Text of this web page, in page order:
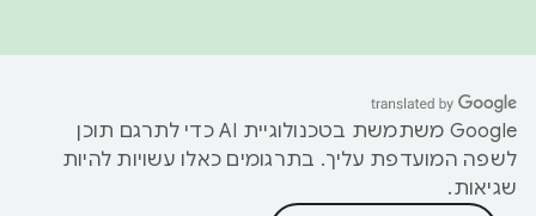
‫Google משתמשת בטכנולוגיית AI כדי לתרגם תוכן
לשפה המועדפת עליך. בתרגומים כאלו עשויות להיות
שגיאות.